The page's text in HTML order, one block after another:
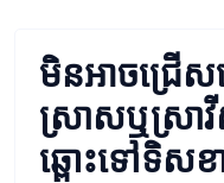
មិនអាចជ្រើស
ស្រាសឬស្រាវី
ឆ្ពោះទៅទិស